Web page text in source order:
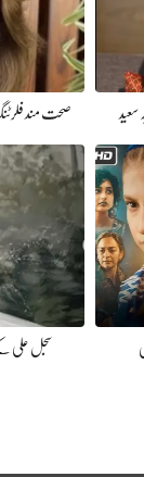
سعید صحت مند
سجل علی